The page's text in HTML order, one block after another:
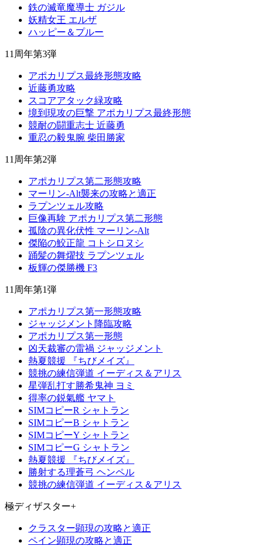
鉄の滅竜魔導士 ガジル
妖精女王 エルザ
ハッピー＆プルー
11周年第3弾
アポカリプス最終形態攻略
近藤勇攻略
スコアアタック緑攻略
境到現攻の巨撃 アポカリプス最終形態
競耐の闘重志士 近藤勇
重忍の毅鬼腕 柴田勝家
11周年第2弾
アポカリプス第二形態攻略
マーリン-Alt襲来の攻略と適正
ラプンツェル攻略
巨像再験 アポカリプス第二形態
孤陰の異化伏性 マーリン-Alt
傑陥の鮫正龍 コトシロヌシ
踊髪の舞燿技 ラプンツェル
板輝の傑勝機 F3
11周年第1弾
アポカリプス第一形態攻略
ジャッジメント降臨攻略
アポカリプス第一形態
凶天裁審の雷禍 ジャッジメント
熱夏競援 『ちびメイズ』
競挑の練信弾道 イーディス＆アリス
星弾乱打す勝希鬼神 ヨミ
得率の鋭氣艦 ヤマト
SIMコピーR シャトラン
SIMコピーB シャトラン
SIMコピーY シャトラン
SIMコピーG シャトラン
熱夏競援 『ちびメイズ』
勝射する理蒼弓 ヘンペル
競挑の練信弾道 イーディス＆アリス
極ディザスター+
クラスター顕現の攻略と適正
ペイン顕現の攻略と適正